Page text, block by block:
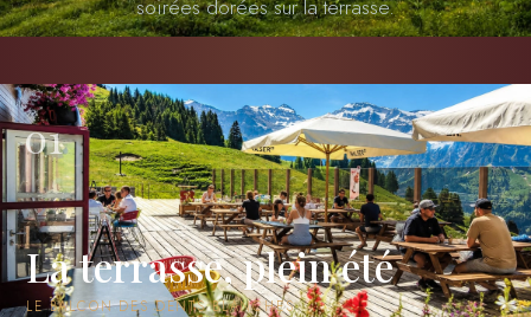
soirées dorées sur la terrasse.
01
La terrasse, plein été
LE BALCON DES DENTS BLANCHES